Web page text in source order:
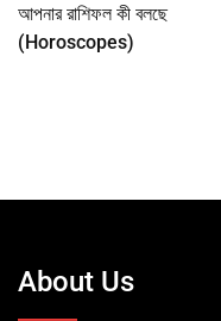
আপনার রাশিফল কী বলছে
(Horoscopes)
About Us